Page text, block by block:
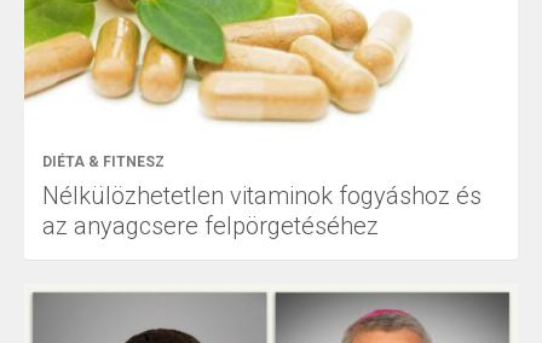
DIÉTA & FITNESZ
Nélkülözhetetlen vitaminok fogyáshoz és
az anyagcsere felpörgetéséhez